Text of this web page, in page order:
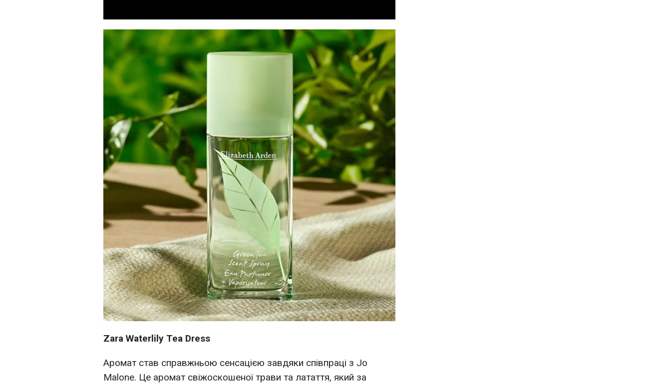
Zara Waterlily Tea Dress
Аромат став справжньою сенсацією завдяки співпраці з Jo
Malone. Це аромат свіжоскошеної трави та латаття, який за